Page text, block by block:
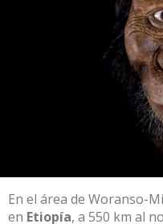
En el área de Woranso-
en Etiopía, a 550 km al